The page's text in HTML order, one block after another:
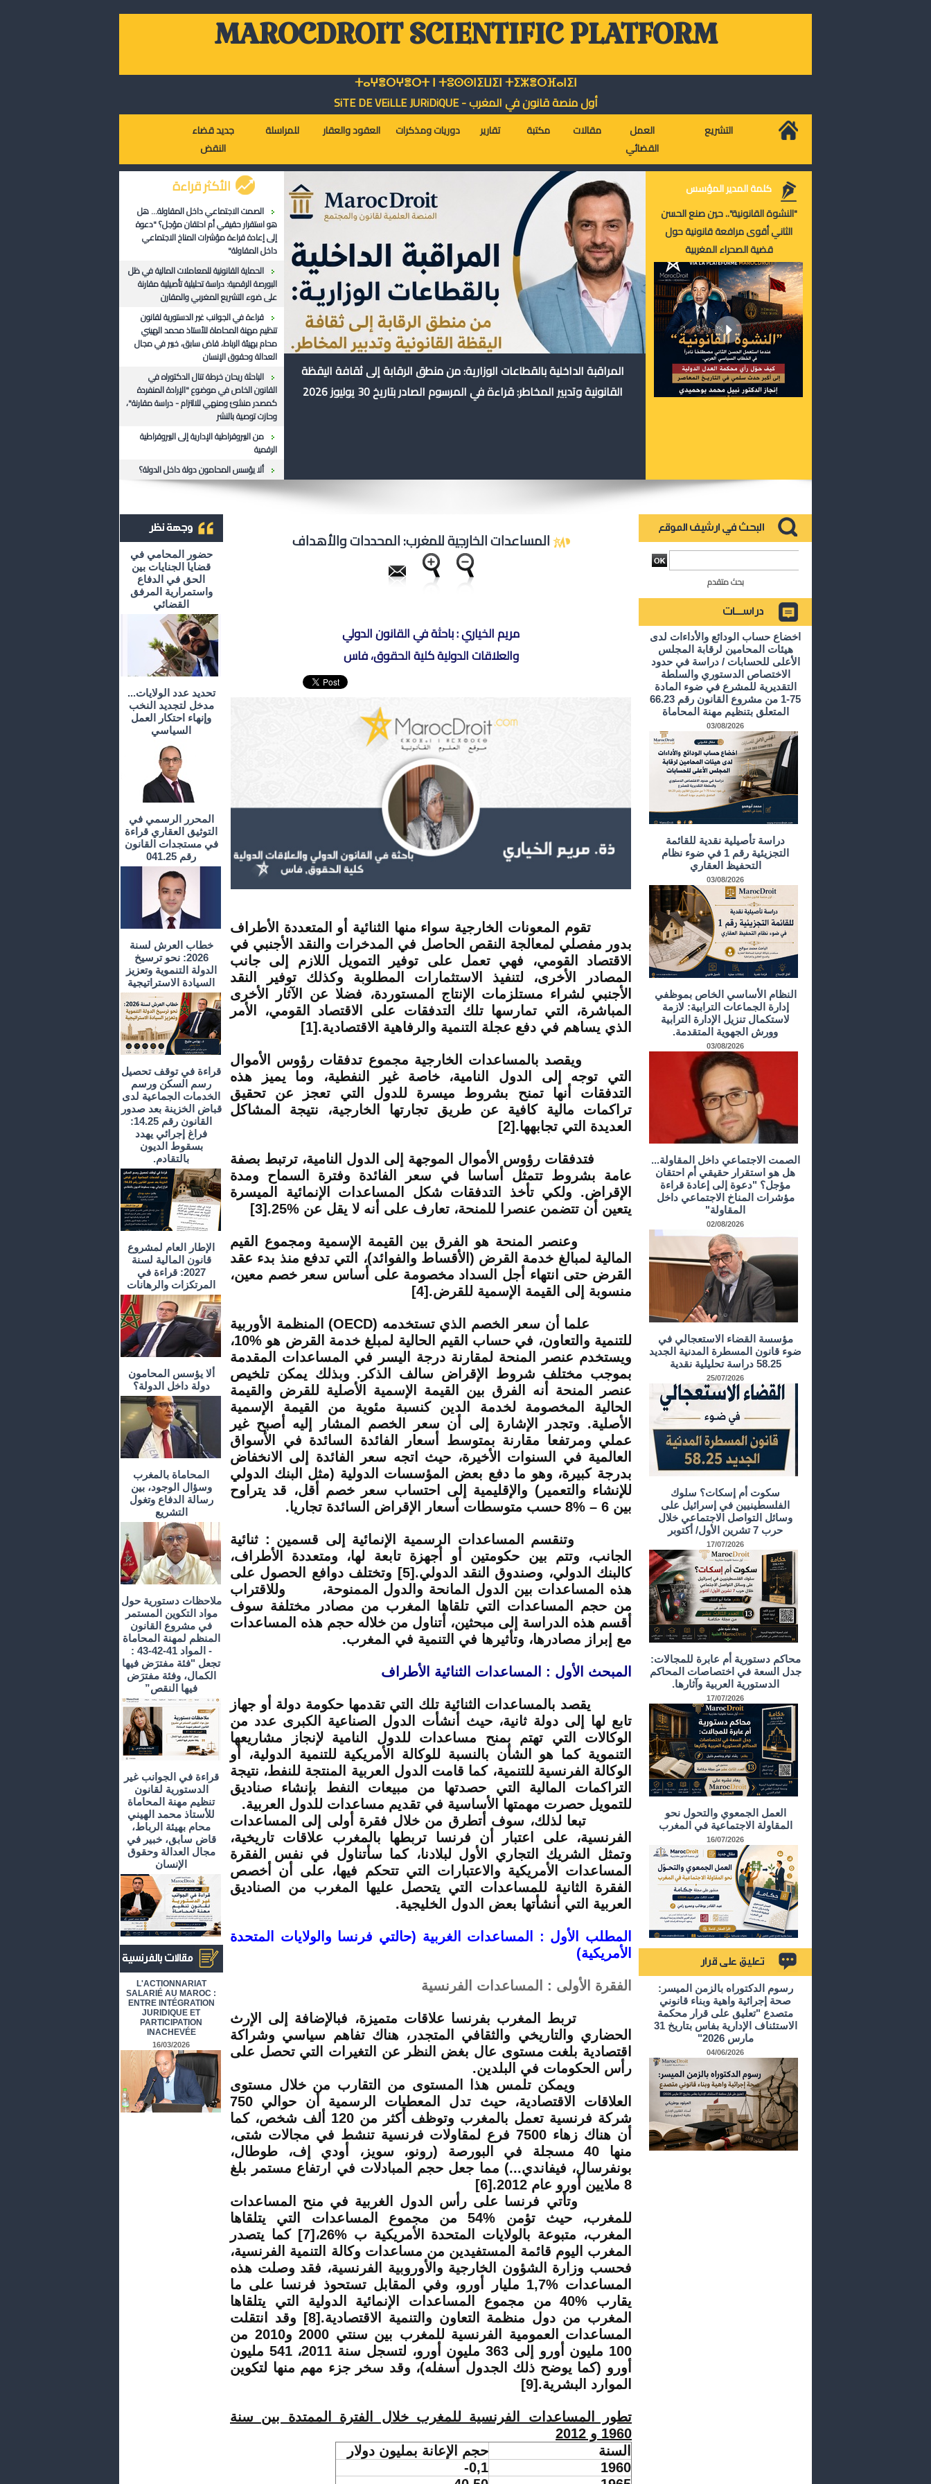
MAROCDROIT SCIENTIFIC PLATFORM
ⵜⴰⵖⴻⵔⵖⴻⵔⵜ ⵏ ⵜⵓⵙⵙⵏⵉⵡⵉⵏ ⵜⵉⵣⴻⵔⴼⴰⵏⵉⵏ
أول منصة قانون في المغرب - SiTE DE VEiLLE JURiDiQUE
جديد قضاء
النقض
للمراسلة العقود والعقار دوريات ومذكرات تقارير مكتبة مقالات
العمل
القضائي
التشريع
الأكثر قراءة
الصمت الاجتماعي داخل المقاولة... هل
هو استقرار حقيقي أم احتقان مؤجل؟ "دعوة
إلى إعادة قراءة مؤشرات المناخ الاجتماعي
داخل المقاولة"
الحماية القانونية للمعاملات المالية في ظل
البورصة الرقمية: دراسة تحليلية تأصيلية مقارنة
على ضوء التشريع المغربي والمقارن
قراءة في الجوانب غير الدستورية لقانون
تنظيم مهنة المحاماة للأستاذ محمد الهيني
محام بهيئة الرباط، قاض سابق، خبير في مجال
العدالة وحقوق الإنسان
الباحثة ريحان خرطة تنال الدكتوراه في
القانون الخاص في موضوع "الإرادة المنفردة
كمصدر منشئ ومنهي للالتزام - دراسة مقارنة"،
وحازت توصية بالنشر
من البيروقراطية الإدارية إلى البيروقراطية
الرقمية
ألا يؤسس المحامون دولة داخل الدولة؟
المراقبة الداخلية بالقطاعات الوزارية: من منطق الرقابة إلى ثقافة اليقظة
القانونية وتدبير المخاطر: قراءة في المرسوم الصادر بتاريخ 30 يوليوز 2026
كلمة المدير المؤسس
"النشوة القانونية".. حين صنع الحسن
الثاني أقوى مرافعة قانونية حول
قضية الصحراء المغربية
حضور المحامي في
قضايا الجنايات بين
الحق في الدفاع
واستمرارية المرفق
القضائي
تحديد عدد الولايات...
مدخل لتجديد النخب
وإنهاء احتكار العمل
السياسي
المحرر الرسمي في
التوثيق العقاري قراءة
في مستجدات القانون
رقم 041.25
خطاب العرش لسنة
2026: نحو ترسيخ
الدولة التنموية وتعزيز
السيادة الاستراتيجية
قراءة في توقف تحصيل
رسم السكن ورسم
الخدمات الجماعية لدى
قباض الخزينة بعد صدور
القانون رقم 14.25:
فراغ إجرائي يهدد
بسقوط الديون
بالتقادم.
الإطار العام لمشروع
قانون المالية لسنة
2027: قراءة في
المرتكزات والرهانات
ألا يؤسس المحامون
دولة داخل الدولة؟
المحاماة بالمغرب
وسؤال الوجود، بين
رسالة الدفاع وتغول
التشريع
ملاحظات دستورية حول
مواد التكوين المستمر
في مشروع القانون
المنظم لمهنة المحاماة
- المواد 41-42-43 :
تجعل "فئة مفترَض فيها
الكمال، وفئة مفترَض
فيها النقص”
قراءة في الجوانب غير
الدستورية لقانون
تنظيم مهنة المحاماة
للأستاذ محمد الهيني
محام بهيئة الرباط،
قاض سابق، خبير في
مجال العدالة وحقوق
الإنسان
L'ACTIONNARIAT
SALARIÉ AU MAROC :
ENTRE INTÉGRATION
JURIDIQUE ET
PARTICIPATION
INACHEVÉE
16/03/2026
المساعدات الخارجية للمغرب: المحددات والأهداف
مريم الخياري : باحثة في القانون الدولي
والعلاقات الدولية كلية الحقوق، فاس
تقوم المعونات الخارجية سواء منها الثنائية أو المتعددة الأطراف
بدور مفصلي لمعالجة النقص الحاصل في المدخرات والنقد الأجنبي في
الاقتصاد القومي، فهي تعمل على توفير التمويل اللازم إلى جانب
المصادر الأخرى، لتنفيذ الاستثمارات المطلوبة وكذلك توفير النقد
الأجنبي لشراء مستلزمات الإنتاج المستوردة، فضلا عن الآثار الأخرى
المباشرة، التي تمارسها تلك التدفقات على الاقتصاد القومي، الأمر
الذي يساهم في دفع عجلة التنمية والرفاهية الاقتصادية. [1]
ويقصد بالمساعدات الخارجية مجموع تدفقات رؤوس الأموال
التي توجه إلى الدول النامية، خاصة غير النفطية، وما يميز هذه
التدفقات أنها تمنح بشروط ميسرة للدول التي تعجز عن تحقيق
تراكمات مالية كافية عن طريق تجارتها الخارجية، نتيجة المشاكل
العديدة التي تجابهها. [2]
فتدفقات رؤوس الأموال الموجهة إلى الدول النامية، ترتبط بصفة
عامة بشروط تتمثل أساسا في سعر الفائدة وفترة السماح ومدة
الإقراض. ولكي تأخذ التدفقات شكل المساعدات الإنمائية الميسرة
يتعين أن تتضمن عنصرا للمنحة، تعارف على أنه لا يقل عن 25%
.
[3]
وعنصر المنحة هو الفرق بين القيمة الإسمية ومجموع القيم
المالية لمبالغ خدمة القرض (الأقساط والفوائد)، التي تدفع منذ بدء عقد
القرض حتى انتهاء أجل السداد مخصومة على أساس سعر خصم معين،
منسوبة إلى القيمة الإسمية للقرض. [4]
علما أن سعر الخصم الذي تستخدمه (OECD) المنظمة الأوربية
للتنمية والتعاون، في حساب القيم الحالية لمبلغ خدمة القرض هو 10%،
ويستخدم عنصر المنحة لمقارنة درجة اليسر في المساعدات المقدمة
بموجب مختلف شروط الإقراض سالف الذكر. وبذلك يمكن تلخيص
عنصر المنحة أنه الفرق بين القيمة الإسمية الأصلية للقرض والقيمة
الحالية المخصومة لخدمة الدين كنسبة مئوية من القيمة الإسمية
الأصلية. وتجدر الإشارة إلى أن سعر الخصم المشار إليه أصبح غير
عملي ومرتفعا مقارنة بمتوسط أسعار الفائدة السائدة في الأسواق
العالمية في السنوات الأخيرة، حيث اتجه سعر الفائدة إلى الانخفاض
بدرجة كبيرة، وهو ما دفع بعض المؤسسات الدولية (مثل البنك الدولي
للإنشاء والتعمير) والإقليمية إلى احتساب سعر خصم أقل، قد يتراوح
بين 6 –
8% حسب متوسطات أسعار الإقراض السائدة تجاريا.
وتنقسم المساعدات الرسمية الإنمائية إلى قسمين : ثنائية
الجانب، وتتم بين حكومتين أو أجهزة تابعة لها، ومتعددة الأطراف،
كالبنك الدولي، وصندوق النقد الدولي. [5] وتختلف دوافع الحصول على
هذه المساعدات بين الدول المانحة والدول الممنوحة، وللاقتراب
من حجم المساعدات التي تلقاها المغرب من مصادر مختلفة سوف
أقسم هذه الدراسة إلى مبحثين، أتناول من خلاله حجم هذه المساعدات
مع إبراز مصادرها، وتأثيرها في التنمية في المغرب.
المبحث الأول : المساعدات الثنائية الأطراف
يقصد بالمساعدات الثنائية تلك التي تقدمها حكومة دولة أو جهاز
تابع لها إلى دولة ثانية، حيث أنشأت الدول الصناعية الكبرى عدد من
الوكالات التي تهتم بمنح مساعدات للدول النامية لإنجاز مشاريعها
التنموية كما هو الشأن بالنسبة للوكالة الأمريكية للتنمية الدولية، أو
الوكالة الفرنسية للتنمية، كما قامت الدول العربية المنتجة للنفط، نتيجة
التراكمات المالية التي حصدتها من مبيعات النفط بإنشاء صناديق
للتمويل حصرت مهمتها الأساسية في تقديم مساعدات للدول العربية.
تبعا لذلك، سوف أتطرق من خلال فقرة أولى إلى المساعدات
الفرنسية، على اعتبار أن فرنسا تربطها بالمغرب علاقات تاريخية،
وتمثل الشريك التجاري الأول لبلادنا، كما سأتناول في نفس الفقرة
المساعدات الأمريكية والاعتبارات التي تتحكم فيها، على أن أخصص
الفقرة الثانية للمساعدات التي يتحصل عليها المغرب من الصناديق
العربية التي أنشأتها بعض الدول الخليجية.
المطلب الأول : المساعدات الغربية (حالتي فرنسا والولايات المتحدة
الأمريكية)
الفقرة الأولى : المساعدات الفرنسية
تربط المغرب بفرنسا علاقات متميزة، فبالإضافة إلى الإرث
الحضاري والتاريخي والثقافي المتجدر، هناك تفاهم سياسي وشراكة
اقتصادية بلغت مستوى عال بغض النظر عن التغيرات التي تحصل على
رأس الحكومات في البلدين.
ويمكن تلمس هذا المستوى من التقارب من خلال مستوى
العلاقات الاقتصادية، حيث تدل المعطيات الرسمية أن حوالي 750
شركة فرنسية تعمل بالمغرب وتوظف أكثر من 120 ألف شخص، كما
أن هناك زهاء 7500 فرع لمقاولات فرنسية تنشط في مجالات شتى،
منها 40 مسجلة في البورصة (رونو، سويز، أودي إف، طوطال،
بونفرسال، فيفاندي...) مما جعل حجم المبادلات في ارتفاع مستمر بلغ
8 ملايين أورو عام 2012.
[6]
وتأتي فرنسا على رأس الدول الغربية في منح المساعدات
للمغرب، حيث تؤمن 54%من مجموع المساعدات التي يتلقاها
المغرب، متبوعة بالولايات المتحدة الأمريكية ب26%، [7] كما يتصدر
المغرب اليوم قائمة المستفيدين من مساعدات وكالة التنمية الفرنسية،
فحسب وزارة الشؤون الخارجية والأوروبية الفرنسية، فقد وصلت هذه
المساعدات1,7% مليار أورو، وفي المقابل تستحوذ فرنسا على ما
يقارب 40%من مجموع المساعدات الإنمائية الدولية التي يتلقاها
المغرب من دول منظمة التعاون والتنمية الاقتصادية. [8]
وقد انتقلت
المساعدات العمومية الفرنسية للمغرب بين سنتي 2000 و2010 من
100 مليون أورو إلى 363 مليون أورو، لتسجل سنة 2011، 541 مليون
أورو (كما يوضح ذلك الجدول أسفله)، وقد سخر جزء مهم منها لتكوين
الموارد البشرية. [9]
تطور المساعدات الفرنسية للمغرب خلال الفترة الممتدة بين سنة
1960 و 2012
السنة
حجم الإعانة بمليون دولار
1960
-0,1
بحث متقدم
اخضاع حساب الودائع والأداءات لدى
هيئات المحامين لرقابة المجلس
الأعلى للحسابات / دراسة في حدود
الاختصاص الدستوري والسلطة
التقديرية للمشرع في ضوء المادة
75-1 من مشروع القانون رقم 66.23
المتعلق بتنظيم مهنة المحاماة
03/08/2026
دراسة تأصيلية نقدية للقائمة
التجزيئية رقم 1 في ضوء نظام
التحفيظ العقاري
03/08/2026
النظام الأساسي الخاص بموظفي
إدارة الجماعات الترابية: لازمة
لاستكمال تنزيل الإدارة الترابية
وورش الجهوية المتقدمة.
03/08/2026
الصمت الاجتماعي داخل المقاولة...
هل هو استقرار حقيقي أم احتقان
مؤجل؟ "دعوة إلى إعادة قراءة
مؤشرات المناخ الاجتماعي داخل
المقاولة"
02/08/2026
مؤسسة القضاء الاستعجالي في
ضوء قانون المسطرة المدنية الجديد
58.25 دراسة تحليلية نقدية
25/07/2026
سكوت أم إسكات؟ سلوك
الفلسطينيين في إسرائيل على
وسائل التواصل الاجتماعي خلال
حرب 7 تشرين الأول/ أكتوبر
17/07/2026
محاكم دستورية أم عابرة للمجالات:
جدل السعة في اختصاصات المحاكم
الدستورية العربية وآثارها.
17/07/2026
العمل الجمعوي والتحول نحو
المقاولة الاجتماعية في المغرب
16/07/2026
رسوم الدكتوراه بالزمن الميسر:
صحة إجرائية واهية وبناء قانوني
متصدع "تعليق على قرار محكمة
الاستئناف الإدارية بفاس بتاريخ 31
مارس 2026"
04/06/2026